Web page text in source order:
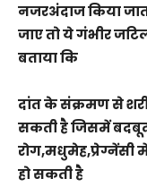
नजरअंदाज किया
जाए तो ये गंभीर
बताया कि
दांत के संक्रमण से
सकती है जिसमें
रोग,मधुमेह,प्रेग्नेंसी
हो सकती है